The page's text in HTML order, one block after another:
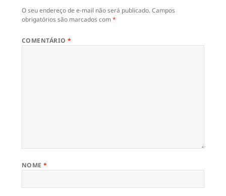
O seu endereço de e-mail não será publicado.Campos
obrigatórios são marcados com*
COMENTÁRIO*
NOME*